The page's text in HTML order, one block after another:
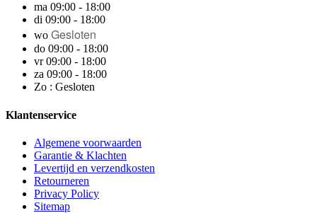
ma 09:00 - 18:00
di 09:00 - 18:00
wo Gesloten
do 09:00 - 18:00
vr 09:00 - 18:00
za 09:00 - 18:00
Zo : Gesloten
Klantenservice
Algemene voorwaarden
Garantie & Klachten
Levertijd en verzendkosten
Retourneren
Privacy Policy
Sitemap